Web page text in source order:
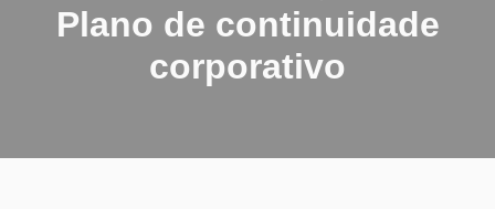
plano de continuidade
corporativo